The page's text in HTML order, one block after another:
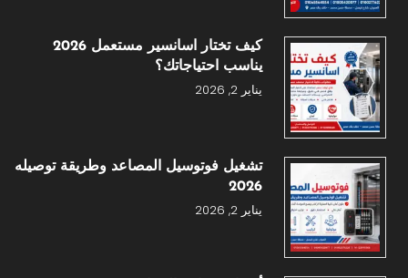
كيف تختار اسانسير مستعمل 2026
يناسب احتياجاتك؟
يناير 2, 2026
تشغيل فوتوسيل المصاعد وطريقة توصيله
2026
يناير 2, 2026